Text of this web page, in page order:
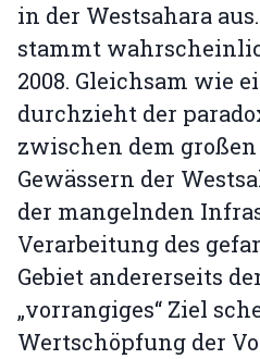
in der Westsahara
stammt
2008. Gleichsam wie
durchzieht der
zwischen dem
Gewässern der
der mangelnden
Verarbeitung des
Gebiet andererseits
„vorrangiges“ Ziel
Wertschöpfung der